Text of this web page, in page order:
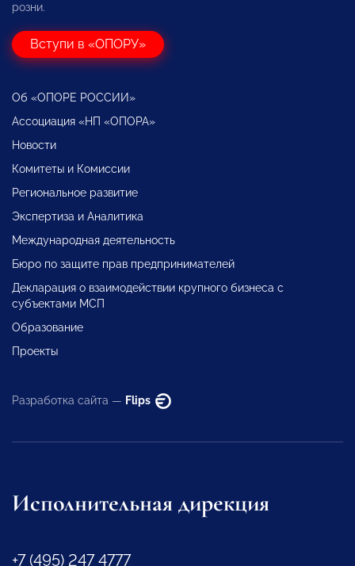
розни.
Вступи в «ОПОРУ»
Об «ОПОРЕ РОССИИ»
Ассоциация «НП «ОПОРА»
Новости
Комитеты и Комиссии
Региональное развитие
Экспертиза и Аналитика
Международная деятельность
Бюро по защите прав предпринимателей
Декларация о взаимодействии крупного бизнеса с
субъектами МСП
Образование
Проекты
Разработка сайта — Flips
Исполнительная дирекция
+7 (495) 247 4777